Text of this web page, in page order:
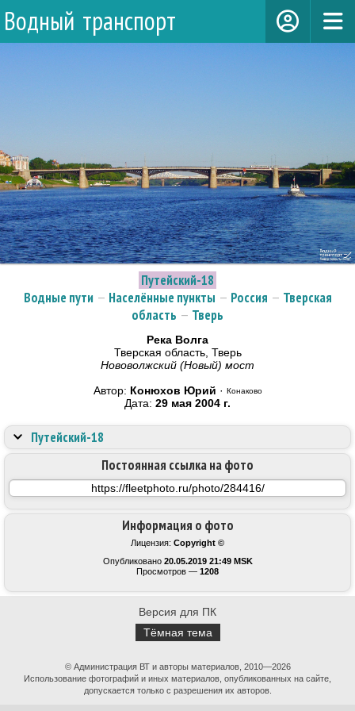
Водный транспорт
Путейский-18
Водные пути — Населённые пункты — Россия — Тверская
область — Тверь
Река Волга
Тверская область, Тверь
Нововолжский (Новый) мост
Автор: Конюхов Юрий · Конаково
Дата: 29 мая 2004 г.
Информация о фото
Лицензия: Copyright ©
Опубликовано 20.05.2019 21:49 MSK
Просмотров — 1208
Постоянная ссылка на фото
Путейский-18
Версия для ПК
Тёмная тема
© Администрация ВТ и авторы материалов, 2010—2026
Использование фотографий и иных материалов, опубликованных на сайте,
допускается только с разрешения их авторов.